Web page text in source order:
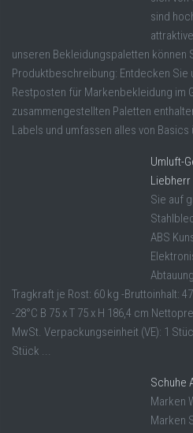
sind
unseren Bekleidungspaletten können
Produktbeschreibung: Entdecken Sie
Restposten für Markenbekleidung im
zusammengestellten Paletten
Labels und umfassen alles von Basics
Umluft-
Liebherr
Sie auf
ABS
Tragkraft je Rost: 60 kg -Bruttoinhalt:
-28°C B 75 x T 75 x H 186,4 cm
MwSt. Verpackungseinheit (VE): 1
Stück ...
Schuhe
Marken
Marken